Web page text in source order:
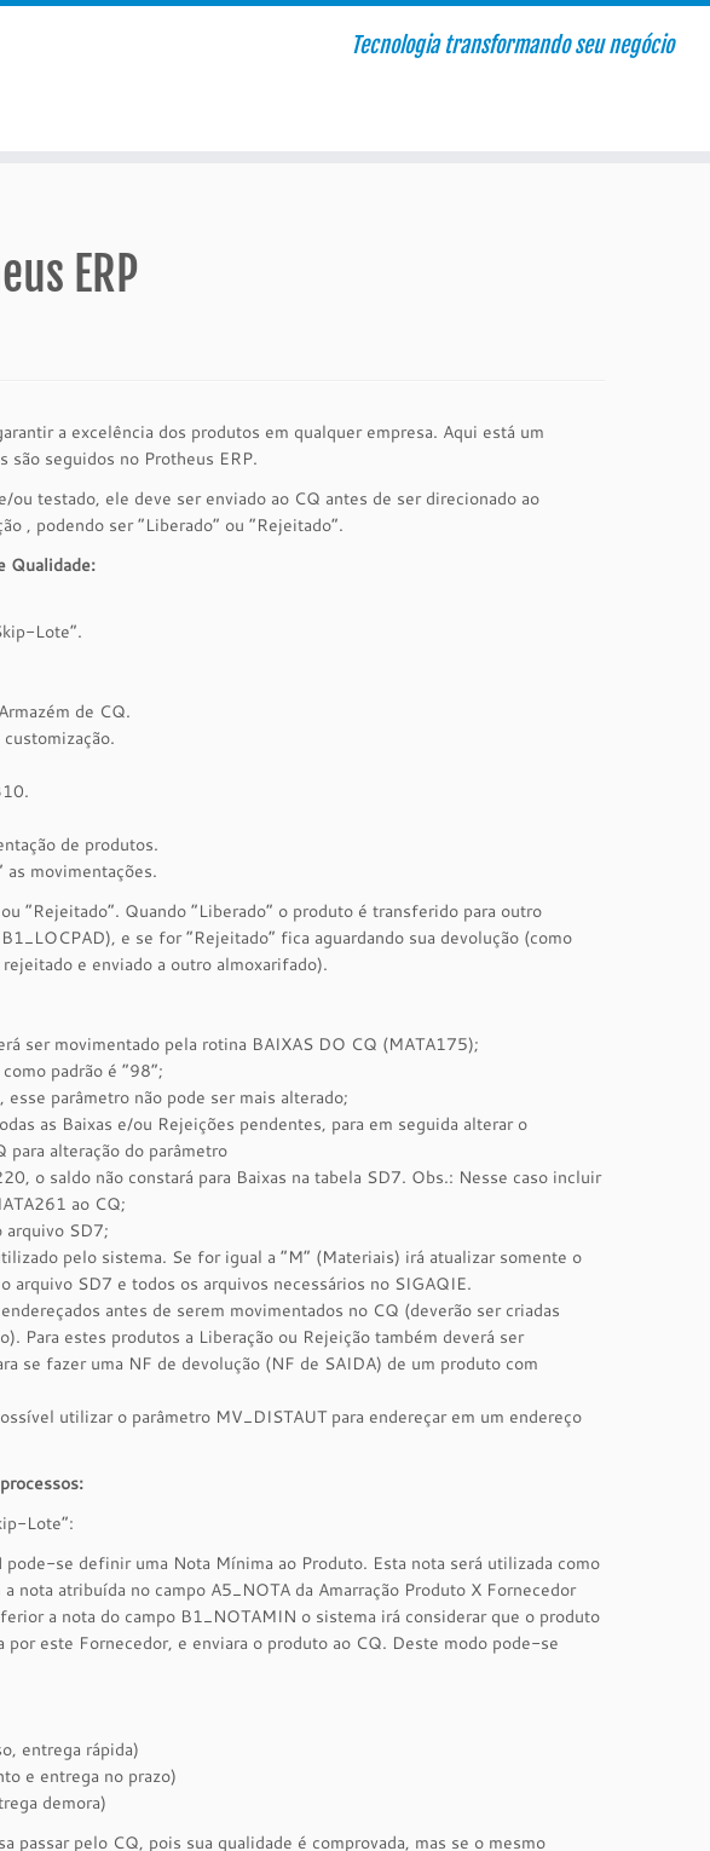
Tecnologia transformando seu negócio
ERP
a excelência dos produtos em qualquer empresa. Aqui está um
são seguidos no Protheus ERP.
testado, ele deve ser enviado ao CQ antes de ser direcionado ao
, podendo ser “Liberado” ou “Rejeitado”.
Qualidade:
Lote”.
de CQ.
de produtos.
as movimentações.
“Rejeitado”. Quando “Liberado” o produto é transferido para outro
e se for “Rejeitado” fica aguardando sua devolução (como
e enviado a outro almoxarifado).
ser movimentado pela rotina BAIXAS DO CQ (MATA175);
padrão é “98”;
parâmetro não pode ser mais alterado;
as Baixas e/ou Rejeições pendentes, para em seguida alterar o
para alteração do parâmetro
o saldo não constará para Baixas na tabela SD7. Obs.: Nesse caso incluir
ao CQ;
arquivo SD7;
pelo sistema. Se for igual a “M” (Materiais) irá atualizar somente o
arquivo SD7 e todos os arquivos necessários no SIGAQIE.
antes de serem movimentados no CQ (deverão ser criadas
Para estes produtos a Liberação ou Rejeição também deverá ser
se fazer uma NF de devolução (NF de SAIDA) de um produto com
utilizar o parâmetro MV_DISTAUT para endereçar em um endereço
Lote”:
se definir uma Nota Mínima ao Produto. Esta nota será utilizada como
nota atribuída no campo A5_NOTA da Amarração Produto X Fornecedor
a nota do campo B1_NOTAMIN o sistema irá considerar que o produto
este Fornecedor, e enviara o produto ao CQ. Deste modo pode-se
entrega rápida)
e entrega no prazo)
demora)
pelo CQ, pois sua qualidade é comprovada, mas se o mesmo